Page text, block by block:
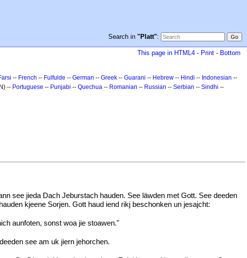
Search in "Platt":
This page in HTML4 - Print - Bottom
-- French -- Fulfulde -- German -- Greek -- Guarani -- Hebrew -- Hindi -- Indonesian --
-- Portuguese -- Punjabi -- Quechua -- Romanian -- Russian -- Serbian -- Sindhi --
see jieda Dach Jeburstach hauden. See läwden met Gott. See deeden
kjeene Sorjen. Gott haud iend rikj beschonken un jesajcht:
aunfoten, sonst woa jie stoawen."
see am uk jiern jehorchen.